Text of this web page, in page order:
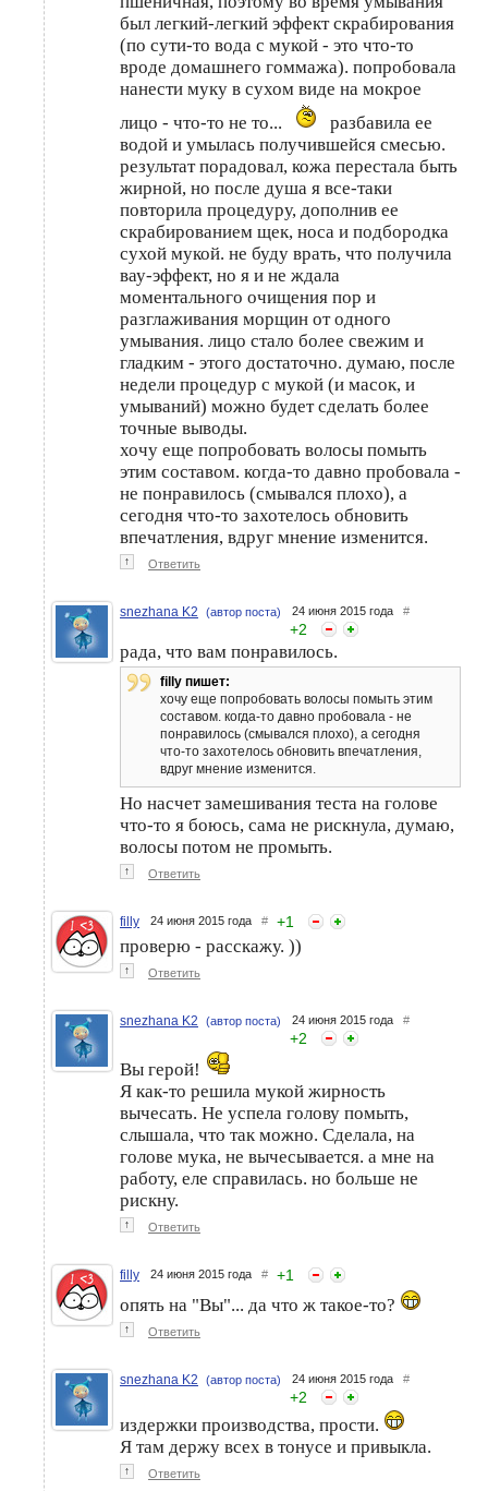
был легкий-легкий эффект скрабирования
(по сути-то вода с мукой - это что-то
вроде домашнего гоммажа). попробовала
нанести муку в сухом виде на мокрое
лицо - что-то не то...
разбавила ее
водой и умылась получившейся смесью.
результат порадовал, кожа перестала быть
жирной, но после душа я все-таки
повторила процедуру, дополнив ее
скрабированием щек, носа и подбородка
сухой мукой. не буду врать, что получила
вау-эффект, но я и не ждала
моментального очищения пор и
разглаживания морщин от одного
умывания. лицо стало более свежим и
гладким - этого достаточно. думаю, после
недели процедур с мукой (и масок, и
умываний) можно будет сделать более
точные выводы.
хочу еще попробовать волосы помыть
этим составом. когда-то давно пробовала -
не понравилось (смывался плохо), а
сегодня что-то захотелось обновить
впечатления, вдруг мнение изменится.
↑ Ответить
snezhana K2 (автор поста) 24 июня 2015 года #
+2
рада, что вам понравилось.
filly пишет:
хочу еще попробовать волосы помыть этим
составом. когда-то давно пробовала - не
понравилось (смывался плохо), а сегодня
что-то захотелось обновить впечатления,
вдруг мнение изменится.
Но насчет замешивания теста на голове
что-то я боюсь, сама не рискнула, думаю,
волосы потом не промыть.
↑ Ответить
filly 24 июня 2015 года # +1
проверю - расскажу. ))
↑ Ответить
snezhana K2 (автор поста) 24 июня 2015 года #
+2
Вы герой!
Я как-то решила мукой жирность
вычесать. Не успела голову помыть,
слышала, что так можно. Сделала, на
голове мука, не вычесывается. а мне на
работу, еле справилась. но больше не
рискну.
↑ Ответить
filly 24 июня 2015 года # +1
опять на "Вы"... да что ж такое-то?
↑ Ответить
snezhana K2 (автор поста) 24 июня 2015 года #
+2
издержки производства, прости.
Я там держу всех в тонусе и привыкла.
↑ Ответить